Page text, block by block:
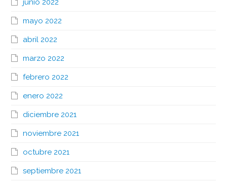
junio 2022
mayo 2022
abril 2022
marzo 2022
febrero 2022
enero 2022
diciembre 2021
noviembre 2021
octubre 2021
septiembre 2021